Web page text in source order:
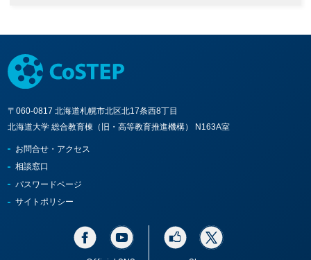
〒060-0817 北海道札幌市北区北17条西8丁目
北海道大学 総合教育棟（旧・高等教育推進機構） N163A室
お問合せ・アクセス
相談窓口
パスワードページ
サイトポリシー